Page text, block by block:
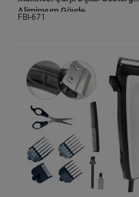
Aliminyum Gövde
FBI-671